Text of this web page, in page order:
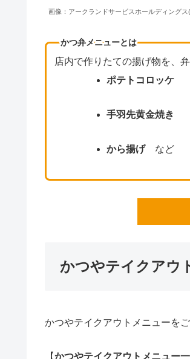
画像：アークランドサービスホールディングス(
かつ弁メニューとは
店内で作りたての揚げ物を、
ポテトコロッケ
手羽先黄金焼き
から揚げなど
かつやテイクアウ
かつやテイクアウトメニューを
【かつやテイクアウトメニュー